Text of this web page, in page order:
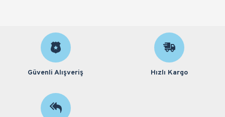
Güvenli Alışveriş Hızlı Kargo